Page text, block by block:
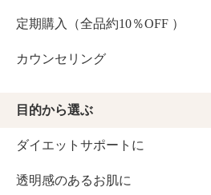
定期購入（全品約10％OFF ）
カウンセリング
目的から選ぶ
ダイエットサポートに
透明感のあるお肌に